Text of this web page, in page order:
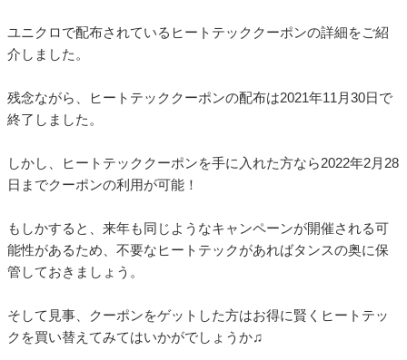
ユニクロで配布されているヒートテッククーポンの詳細をご紹
介しました。
残念ながら、ヒートテッククーポンの配布は2021年11月30日で
終了しました。
しかし、ヒートテッククーポンを手に入れた方なら2022年2月28
日までクーポンの利用が可能！
もしかすると、来年も同じようなキャンペーンが開催される可
能性があるため、不要なヒートテックがあればタンスの奥に保
管しておきましょう。
そして見事、クーポンをゲットした方はお得に賢くヒートテッ
クを買い替えてみてはいかがでしょうか♫